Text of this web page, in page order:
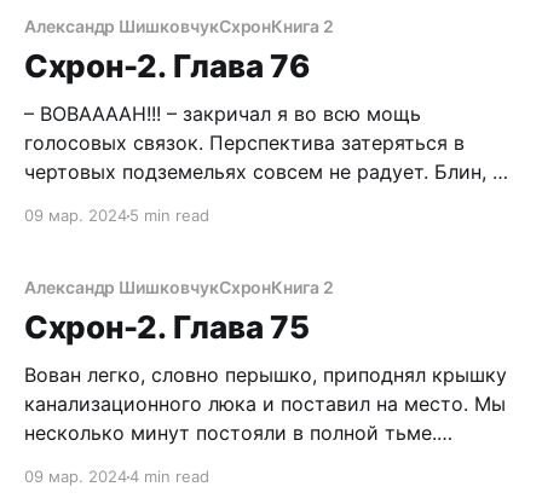
бесценные мгновения, чтобы насладиться каждой
бесценной крупицей собственных песочных часов
Александр ШишковчукСхронКнига 2
Схрон-2. Глава 76
– ВОВААААН!!! – закричал я во всю мощь
голосовых связок. Перспектива затеряться в
чертовых подземельях совсем не радует. Блин, но
целую минуту щипал себя за бицепс, надеясь
подумал, что события последних месяцев – БП,
Схрон, Лена,
09 мар. 20245 min read
Александр ШишковчукСхронКнига 2
Схрон-2. Глава 75
Вован легко, словно перышко, приподнял крышку
канализационного люка и поставил на место. Мы
несколько минут постояли в полной тьме.
приглушенные звуки перестрелки с улицы. Капец,
09 мар. 20244 min read